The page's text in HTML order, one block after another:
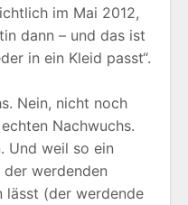
im Mai 2012,
dann – und das ist
in ein Kleid passt“.
Nein, nicht noch
Nachwuchs.
Und weil so ein
der werdenden
lässt (der werdende